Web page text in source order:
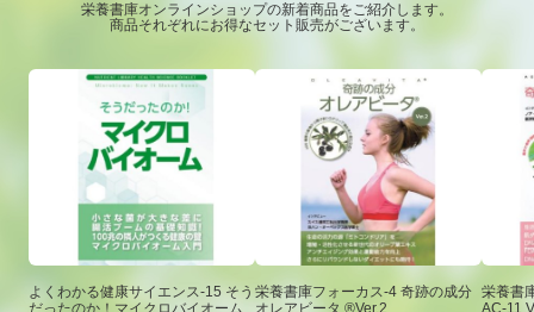
栄養書庫オンラインショップの新着商品をご紹介します。
商品それぞれにお得なセット販売がございます。
よくわかる健康サイエンス-15 そう
だったのか！マイクロバイオーム
栄養書庫フォーカス-4 奇跡の成分
オレアビータ ®Ver.2
栄養書
AC-11